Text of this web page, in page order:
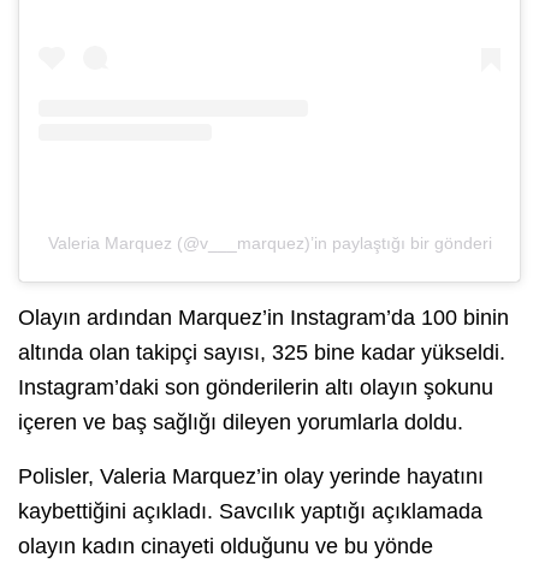
Valeria Marquez (@v___marquez)’in paylaştığı bir gönderi
Olayın ardından Marquez’in Instagram’da 100 binin
altında olan takipçi sayısı, 325 bine kadar yükseldi.
Instagram’daki son gönderilerin altı olayın şokunu
içeren ve baş sağlığı dileyen yorumlarla doldu.
Polisler, Valeria Marquez’in olay yerinde hayatını
kaybettiğini açıkladı. Savcılık yaptığı açıklamada
olayın kadın cinayeti olduğunu ve bu yönde